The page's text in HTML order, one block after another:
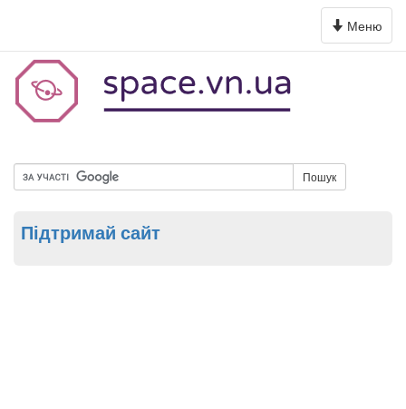
Toggle
navigation
Меню
Пошук
Підтримай сайт